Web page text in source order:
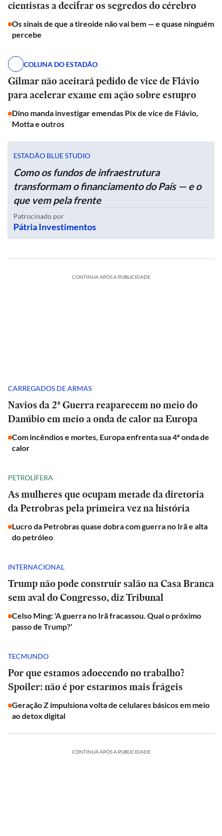
cientistas a decifrar os segredos do cérebro
Os sinais de que a tireoide não vai bem — e quase ninguém
percebe
COLUNA DO ESTADÃO
Gilmar não aceitará pedido de vice de Flávio
para acelerar exame em ação sobre estupro
Dino manda investigar emendas Pix de vice de Flávio,
Motta e outros
ESTADÃO BLUE STUDIO
Como os fundos de infraestrutura
transformam o financiamento do País — e o
que vem pela frente
Patrocinado por
Pátria Investimentos
CONTINUA APÓS A PUBLICIDADE
CARREGADOS DE ARMAS
Navios da 2ª Guerra reaparecem no meio do
Danúbio em meio a onda de calor na Europa
Com incêndios e mortes, Europa enfrenta sua 4ª onda de
calor
PETROLÍFERA
As mulheres que ocupam metade da diretoria
da Petrobras pela primeira vez na história
Lucro da Petrobras quase dobra com guerra no Irã e alta
do petróleo
INTERNACIONAL
Trump não pode construir salão na Casa Branca
sem aval do Congresso, diz Tribunal
Celso Ming: 'A guerra no Irã fracassou. Qual o próximo
passo de Trump?'
TECMUNDO
Por que estamos adoecendo no trabalho?
Spoiler: não é por estarmos mais frágeis
Geração Z impulsiona volta de celulares básicos em meio
ao detox digital
CONTINUA APÓS A PUBLICIDADE